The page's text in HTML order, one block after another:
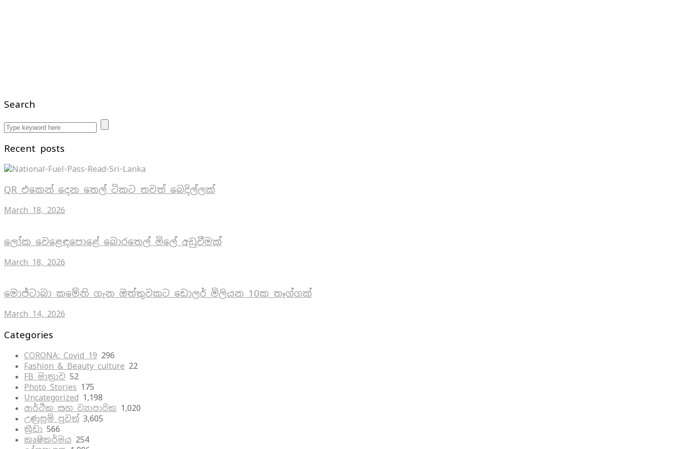
Search
Recent posts
QR එකෙන් දෙන තෙල් ටිකට තවත් බෙදිල්ලක්
March 18, 2026
ලෝක වෙළෙඳපොළේ බොරතෙල් මිලේ අඩුවීමක්
March 18, 2026
මොජ්ටාබා කමේනි ගැන ඔත්තුවකට ඩොලර් මිලියන 10ක තෑග්ගක්
March 14, 2026
Categories
CORONA: Covid 19 296
Fashion & Beauty culture 22
FB මාත්‍රාව 52
Photo Stories 175
Uncategorized 1,198
ආර්ථික සහ ව්‍යාපාරික 1,020
උණුසුම් පුවත් 3,605
ක්‍රීඩා 566
කෘෂිකර්මය 254